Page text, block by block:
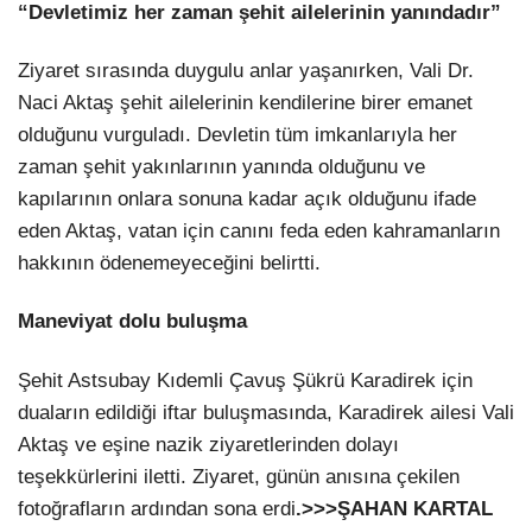
“Devletimiz her zaman şehit ailelerinin yanındadır”
Ziyaret sırasında duygulu anlar yaşanırken, Vali Dr.
Naci Aktaş şehit ailelerinin kendilerine birer emanet
olduğunu vurguladı. Devletin tüm imkanlarıyla her
zaman şehit yakınlarının yanında olduğunu ve
kapılarının onlara sonuna kadar açık olduğunu ifade
eden Aktaş, vatan için canını feda eden kahramanların
hakkının ödenemeyeceğini belirtti.
Maneviyat dolu buluşma
Şehit Astsubay Kıdemli Çavuş Şükrü Karadirek için
duaların edildiği iftar buluşmasında, Karadirek ailesi Vali
Aktaş ve eşine nazik ziyaretlerinden dolayı
teşekkürlerini iletti. Ziyaret, günün anısına çekilen
fotoğrafların ardından sona erdi.>>>ŞAHAN KARTAL